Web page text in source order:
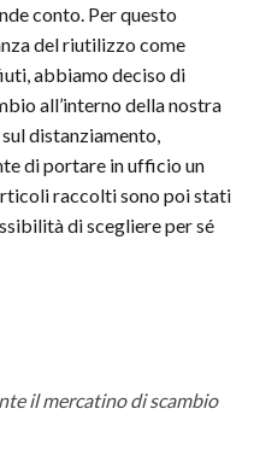
conto. Per questo
del riutilizzo come
abbiamo deciso di
all’interno della nostra
distanziamento,
di portare in ufficio un
raccolti sono poi stati
di scegliere per sé
il mercatino di scambio